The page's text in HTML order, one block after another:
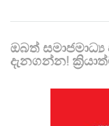
ඔබත්
දැනගන්න!